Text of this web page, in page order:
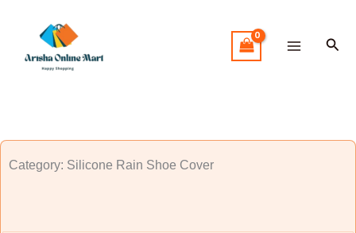
content
Category: Silicone Rain Shoe Cover